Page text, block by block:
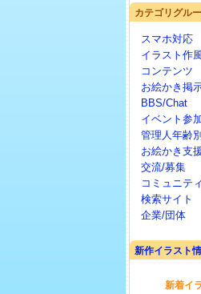
カテゴリグル
スマホ対応
イラスト作
コンテンツ
お絵かき掲
BBS/Chat
イベント参
管理人年齢別
お絵かき支
交流/募集
コミュニティ
検索サイト
企業/団体
新作イラスト